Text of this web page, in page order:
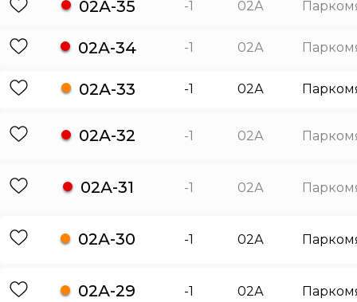
02А-35 -1 02А
02А-34 -1 02А
02А-33 -1 02А
02А-32 -1 02А
02А-31 -1 02А
02А-30 -1 02А
02А-29 -1 02А